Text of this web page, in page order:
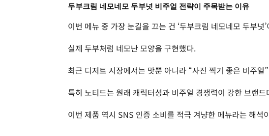
두부크림 네모네모 두부넛 비주얼 전략이 주목받는 이유
이번 메뉴 중 가장 눈길을 끄는 건 ‘두부크림 네모네모 두부넛
실제 두부처럼 네모난 모양을 구현했다.
최근 디저트 시장에서는 맛뿐 아니라 “사진 찍기 좋은 비주얼
특히 노티드는 원래 캐릭터성과 비주얼 경쟁력이 강한 브랜드
이번 제품 역시 SNS 인증 소비를 적극 겨냥한 메뉴라는 해석